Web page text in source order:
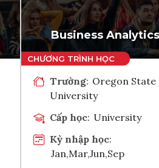
Business Analytics
Trường: Oregon State
University
Cấp học: University
Kỳ nhập học:
Jan,Mar,Jun,Sep